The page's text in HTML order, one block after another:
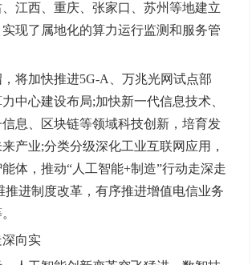
江西、重庆、张家口、苏州等地建立
现了属地化的算力运行监测和服务管
加快推进5G-A、万兆光网试点部
中心建设布局;加快新一代信息技术、
信息、区块链等领域科技创新，培育发
产业;分类分级深化工业互联网应用，
体，推动“人工智能+制造”行动走深走
推进制度改革，有序推进增值电信业务
向实